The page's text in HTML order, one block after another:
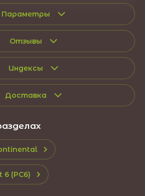
Параметры
Отзывы
Индексы
Доставка
6 (PC6)